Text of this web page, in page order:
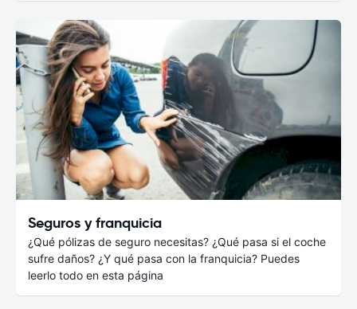
Seguros y franquicia
¿Qué pólizas de seguro necesitas? ¿Qué pasa si el coche
sufre daños? ¿Y qué pasa con la franquicia? Puedes
leerlo todo en esta página